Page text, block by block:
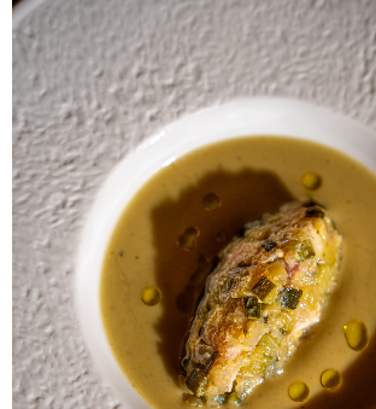
NOTÍCIES ALBERT
LA MOSTRA JAZZ
CONVOCA EL CONCURS
DE DISSENY DE
FESTIVAL